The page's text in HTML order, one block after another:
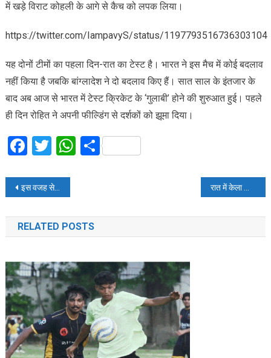
में खड़े विराट कोहली के आगे से कैच को लपक लिया।
https://twitter.com/IampavyS/status/1197793516736303104
यह दोनों टीमों का पहला दिन-रात का टेस्ट है। भारत ने इस मैच में कोई बदलाव
नहीं किया है जबकि बांग्लादेश ने दो बदलाव किए हैं। सात साल के इंतजार के
बाद अब आज से भारत में टेस्ट क्रिकेट के ‘गुलाबी’ होने की शुरुआत हुई। पहले
ही दिन रोहित ने अपनी फील्डिंग से दर्शकों को झूमा दिया।
Facebook
Twitter
WhatsApp
Share
Post
navigation
इस वजह से उद्धव ठाकरे ने भाजपा से तोड़ा 25 साल पुराना नाता
RELATED POSTS